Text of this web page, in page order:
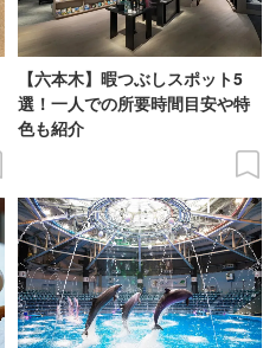
【六本木】暇つぶしスポット5
選！一人での所要時間目安や特
色も紹介